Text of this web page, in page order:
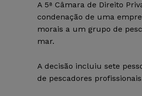
A 5ª Câmara de Direito
condenação de uma
morais a um grupo de
mar.
A decisão incluiu sete
de pescadores